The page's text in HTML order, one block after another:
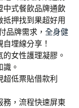
中式餐飲品牌通飲
押找到果超好用
品牌需求， 全身健
埋線分享！
女性護理凝膠。
。
低票貼借款利
務，流程快速屏東